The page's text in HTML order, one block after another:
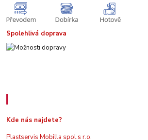
Spolehlivá doprava
Kde nás najdete?
Plastservis Mobilla spol.s r.o.